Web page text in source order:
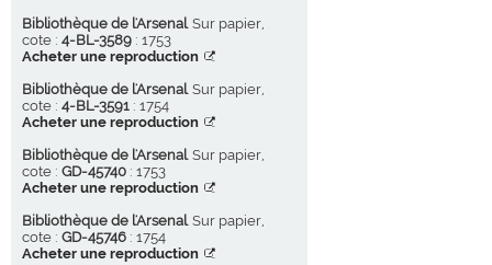
Bibliothèque de l'Arsenal. Sur papier,
cote : 4-BL-3589 : 1753
Acheter une reproduction
Bibliothèque de l'Arsenal. Sur papier,
cote : 4-BL-3591 : 1754
Acheter une reproduction
Bibliothèque de l'Arsenal. Sur papier,
cote : GD-45740 : 1753
Acheter une reproduction
Bibliothèque de l'Arsenal. Sur papier,
cote : GD-45746 : 1754
Acheter une reproduction